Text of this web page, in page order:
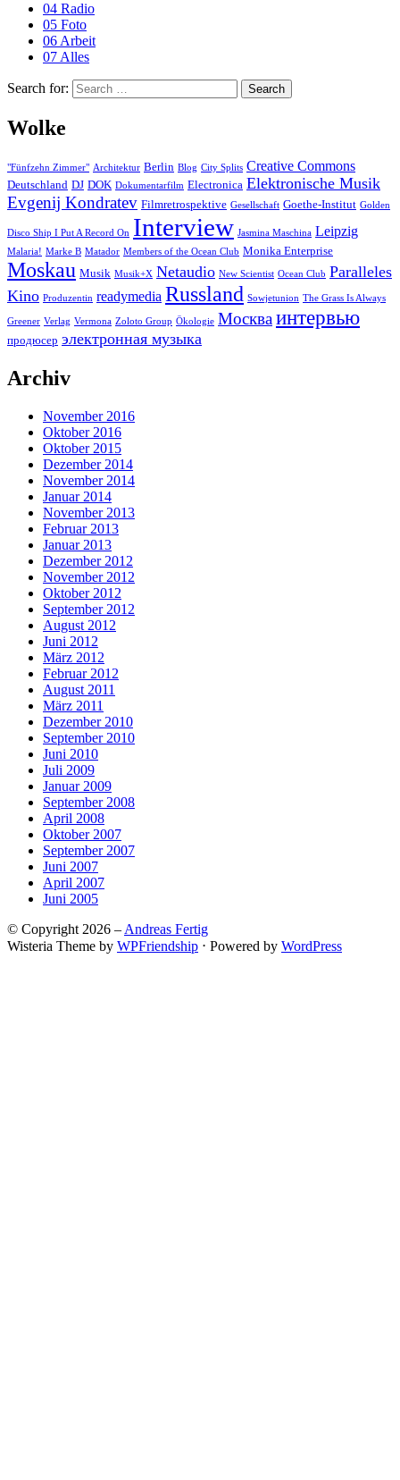
04 Radio
05 Foto
06 Arbeit
07 Alles
Search for: Search
Wolke
"Fünfzehn Zimmer" Architektur Berlin Blog City Splits Creative Commons
Deutschland DJ DOK Dokumentarfilm Electronica Elektronische Musik
Evgenij Kondratev Filmretrospektive Gesellschaft Goethe-Institut Golden
Disco Ship I Put A Record On Interview Jasmina Maschina Leipzig
Malaria! Marke B Matador Members of the Ocean Club Monika Enterprise
Moskau Musik Musik+X Netaudio New Scientist Ocean Club Paralleles
Kino Produzentin readymedia Russland Sowjetunion The Grass Is Always
Greener Verlag Vermona Zoloto Group Ökologie Москваинтервью
продюсер электронная музыка
Archiv
November 2016
Oktober 2016
Oktober 2015
Dezember 2014
November 2014
Januar 2014
November 2013
Februar 2013
Januar 2013
Dezember 2012
November 2012
Oktober 2012
September 2012
August 2012
Juni 2012
März 2012
Februar 2012
August 2011
März 2011
Dezember 2010
September 2010
Juni 2010
Juli 2009
Januar 2009
September 2008
April 2008
Oktober 2007
September 2007
Juni 2007
April 2007
Juni 2005
© Copyright 2026 – Andreas Fertig
Wisteria Theme by WPFriendship ⋅ Powered by WordPress